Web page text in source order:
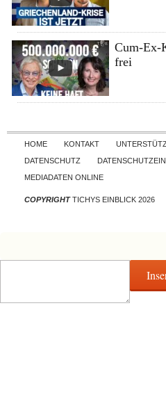
Cum-Ex-
frei
HOME KONTAKT
DATENSCHUTZ
MEDIADATEN ONLINE
COPYRIGHTTICHYS EINBLICK 2026